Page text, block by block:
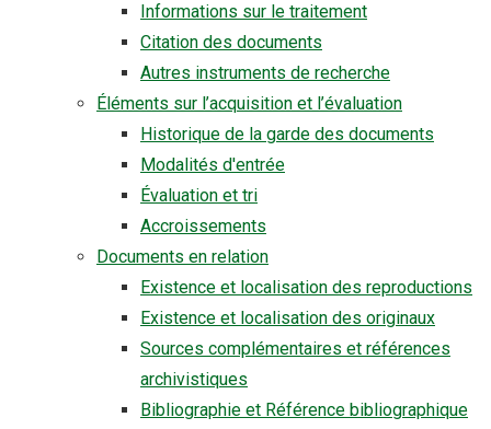
Informations sur le traitement
Citation des documents
Autres instruments de recherche
Éléments sur l’acquisition et l’évaluation
Historique de la garde des documents
Modalités d'entrée
Évaluation et tri
Accroissements
Documents en relation
Existence et localisation des reproductions
Existence et localisation des originaux
Sources complémentaires et références
archivistiques
Bibliographie et Référence bibliographique